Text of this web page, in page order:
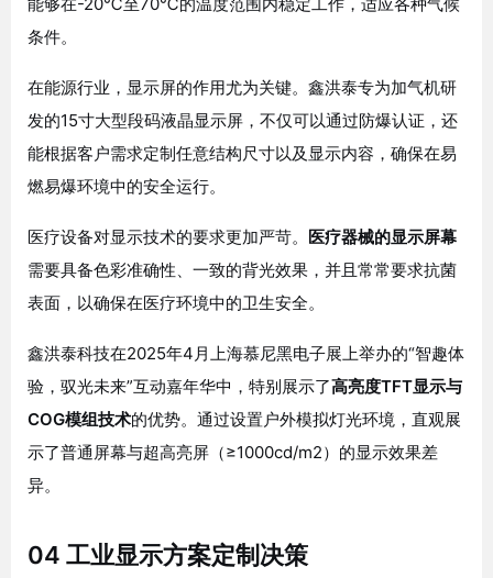
条件。
在能源行业，显示屏的作用尤为关键。鑫洪泰专为加气机研
发的15寸大型段码液晶显示屏，不仅可以通过防爆认证，还
能根据客户需求定制任意结构尺寸以及显示内容，确保在易
燃易爆环境中的安全运行。
医疗设备对显示技术的要求更加严苛。 医疗器械的显示屏幕
需要具备色彩准确性、一致的背光效果，并且常常要求抗菌
表面，以确保在医疗环境中的卫生安全。
鑫洪泰科技在2025年4月上海慕尼黑电子展上举办的“智趣体
验，驭光未来”互动嘉年华中，特别展示了高亮度TFT显示与
COG模组技术的优势。通过设置户外模拟灯光环境，直观展
示了普通屏幕与超高亮屏（≥1000cd/m2）的显示效果差
异。
04 工业显示方案定制决策